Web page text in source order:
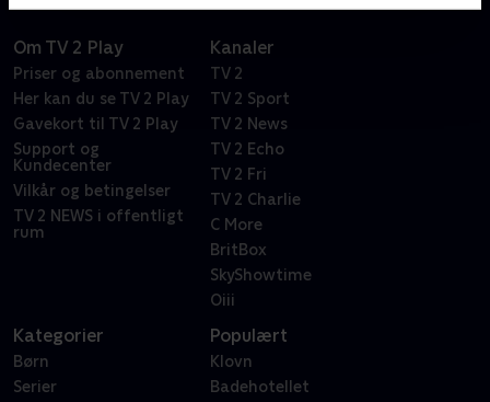
Om TV 2 Play
Priser og abonnement
Her kan du se TV 2 Play
Gavekort til TV 2 Play
Support og
Kundecenter
Vilkår og betingelser
TV 2 NEWS i offentligt
rum
Kanaler
TV 2
TV 2 Sport
TV 2 News
TV 2 Echo
TV 2 Fri
TV 2 Charlie
C More
BritBox
SkyShowtime
Oiii
Kategorier
Børn
Serier
Populært
Klovn
Badehotellet